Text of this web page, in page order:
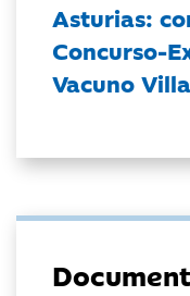
Asturias:
Concurso-
Vacuno